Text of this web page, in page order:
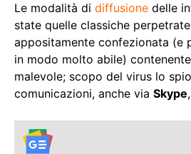
Le modalità di diffusione delle
state quelle classiche perpetrate
appositamente confezionata (e
in modo molto abile)
malevole; scopo del virus lo
comunicazioni, anche via Skype